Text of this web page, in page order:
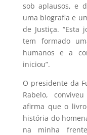
sob aplausos, e
uma biografia e
de Justiça. “Esta
tem formado
humanos e a
iniciou”.
O presidente da
Rabelo,
afirma que o
história do
na minha